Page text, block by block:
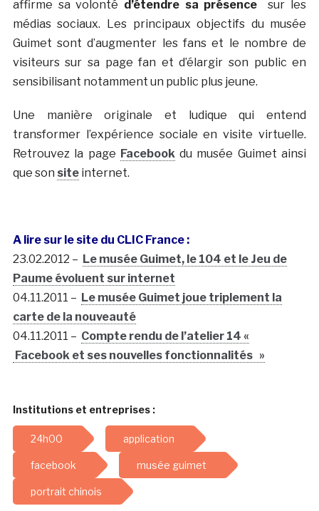
affirme sa volonté d’étendre sa présence sur les
médias sociaux. Les principaux objectifs du musée
Guimet sont d’augmenter les fans et le nombre de
visiteurs sur sa page fan et d’élargir son public en
sensibilisant notamment un public plus jeune.
Une manière originale et ludique qui entend
transformer l’expérience sociale en visite virtuelle.
Retrouvez la page Facebookdu musée Guimet ainsi
que son siteinternet.
A lire sur le site du CLIC France :
23.02.2012 – Le musée Guimet, le 104 et le Jeu de
Paume évoluent sur internet
04.11.2011 – Le musée Guimet joue triplement la
carte de la nouveauté
04.11.2011 – Compte rendu de l’atelier 14 «
Facebook et ses nouvelles fonctionnalités »
Institutions et entreprises :
24h00 application
facebook musée guimet
portrait chinois